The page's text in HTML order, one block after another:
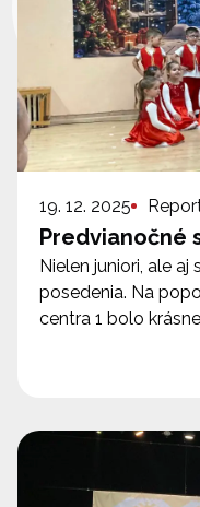
19. 12. 2025
Predvianočné
Nielen juniori, ale
posedenia. Na
centra 1 bolo